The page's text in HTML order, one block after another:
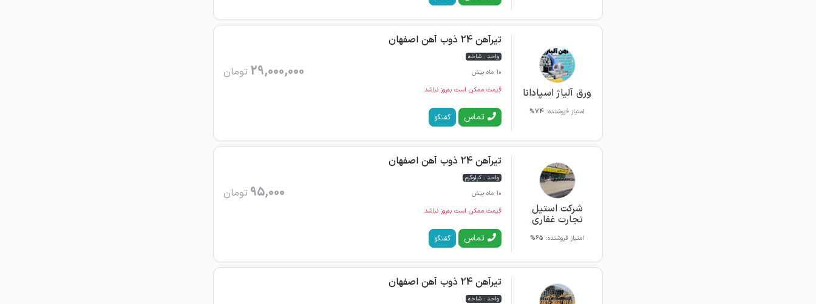
ورق آلیاژ اسپادانا
امتیاز فروشنده: 74%
تیرآهن 24 ذوب آهن اصفهان
واحد : شاخه
10 ماه پیش
29,000,000 تومان
قیمت ممکن است به‌روز نباشد
تماس گفتگو
شرکت استیل
تجارت غفاری
امتیاز فروشنده: 65%
تیرآهن 24 ذوب آهن اصفهان
واحد : کیلوگرم
10 ماه پیش
95,000 تومان
قیمت ممکن است به‌روز نباشد
تماس گفتگو
تیرآهن 24 ذوب آهن اصفهان
واحد : شاخه